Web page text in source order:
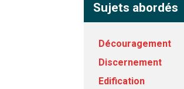
Sujets abordés
Découragement
Discernement
Edification